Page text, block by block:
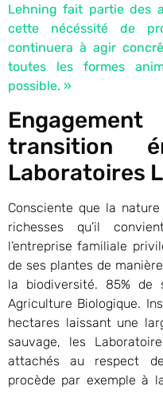
Lehning fait partie des
cette nécéssité de
continuera à agir
toutes les formes
possible. »
transition
Laboratoires
Consciente que la
richesses qu’il
l’entreprise familiale
de ses plantes de
la biodiversité. 85% de
Agriculture Biologique.
hectares laissant une
sauvage, les
attachés au respect de
procède par exemple à